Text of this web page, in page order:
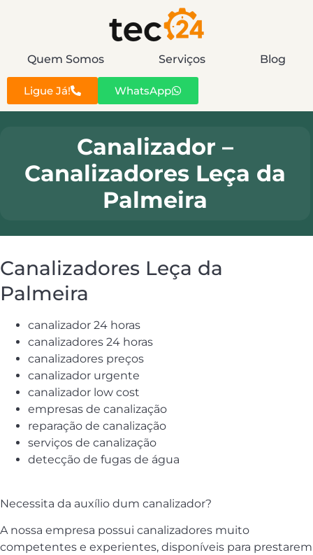
Quem Somos Serviços Blog
Ligue Já! WhatsApp
Canalizador –
Canalizadores Leça da
Palmeira
Canalizadores Leça da
Palmeira
canalizador 24 horas
canalizadores 24 horas
canalizadores preços
canalizador urgente
canalizador low cost
empresas de canalização
reparação de canalização
serviços de canalização
detecção de fugas de água
Necessita da auxílio dum canalizador?
A nossa empresa possui canalizadores muito
competentes e experientes, disponíveis para prestarem